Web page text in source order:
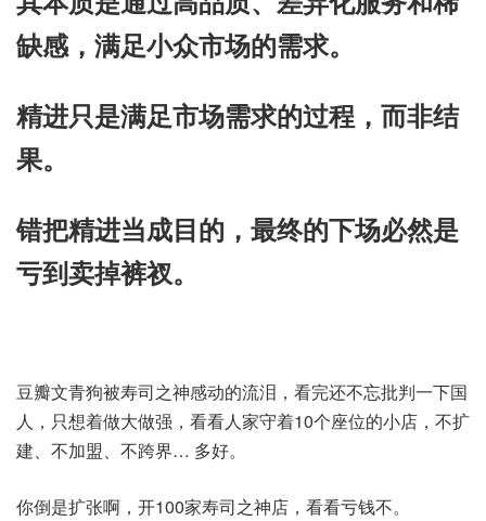
缺感，满足小众市场的需求。
精进只是满足市场需求的过程，而非结
果。
错把精进当成目的，最终的下场必然是
亏到卖掉裤衩。
豆瓣文青狗被寿司之神感动的流泪，看完还不忘批判一下国
人，只想着做大做强，看看人家守着10个座位的小店，不扩
建、不加盟、不跨界… 多好。
你倒是扩张啊，开100家寿司之神店，看看亏钱不。